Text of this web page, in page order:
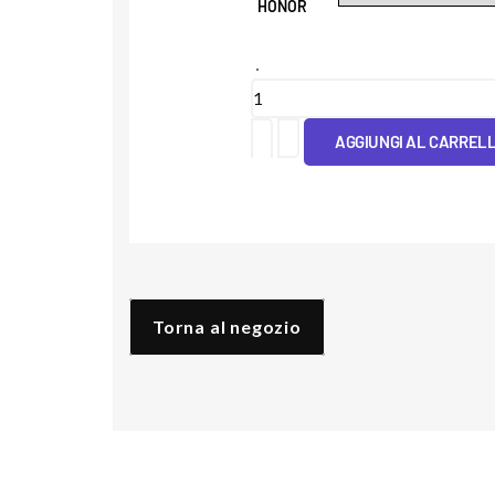
HONOR
Cover
Mandorlo
AGGIUNGI AL
Torna al negozio